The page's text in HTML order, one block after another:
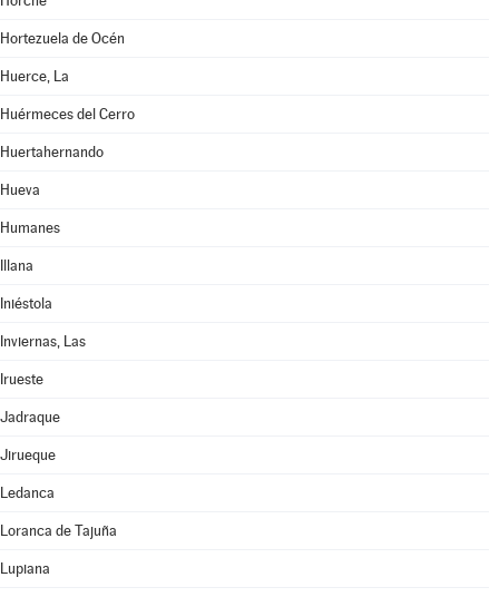
Hortezuela de Océn
Huerce, La
Huérmeces del Cerro
Huertahernando
Hueva
Humanes
Illana
Iniéstola
Inviernas, Las
Irueste
Jadraque
Jirueque
Ledanca
Loranca de Tajuña
Lupiana